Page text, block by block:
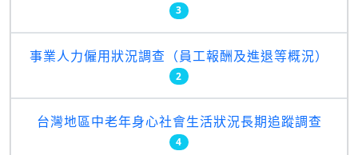
3
事業人力僱用狀況調查（員工報酬及進退等概況）
2
台灣地區中老年身心社會生活狀況長期追蹤調查
4